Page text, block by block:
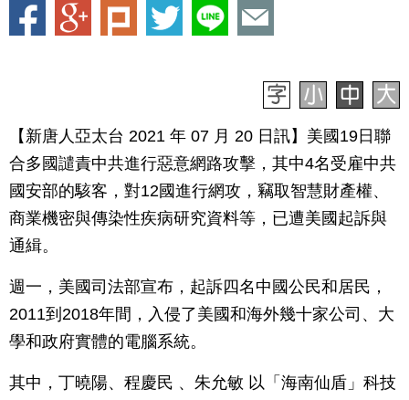
【新唐人亞太台 2021 年 07 月 20 日訊】美國19日聯
合多國譴責中共進行惡意網路攻擊，其中4名受雇中共
國安部的駭客，對12國進行網攻，竊取智慧財產權、
商業機密與傳染性疾病研究資料等，已遭美國起訴與
通緝。
週一，美國司法部宣布，起訴四名中國公民和居民，
2011到2018年間，入侵了美國和海外幾十家公司、大
學和政府實體的電腦系統。
其中，丁曉陽、程慶民 、朱允敏 以「海南仙盾」科技